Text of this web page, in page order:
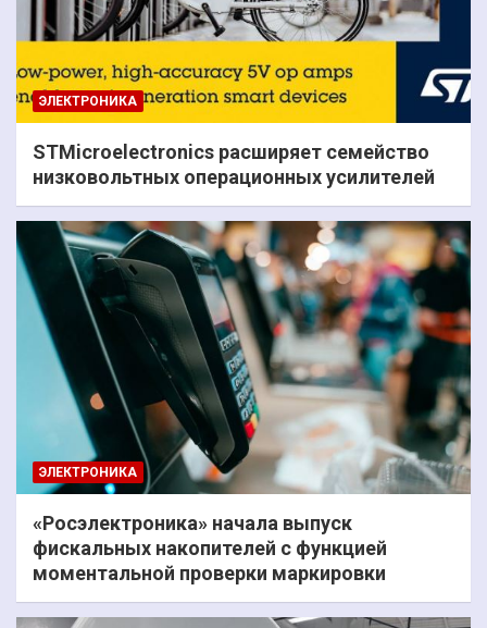
ЭЛЕКТРОНИКА
STMicroelectronics расширяет семейство
низковольтных операционных усилителей
ЭЛЕКТРОНИКА
«Росэлектроника» начала выпуск
фискальных накопителей с функцией
моментальной проверки маркировки